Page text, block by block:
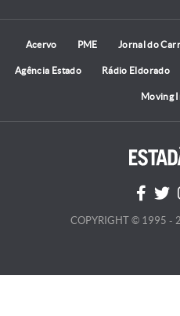
Acervo PME Jornal do
Agência Estado Rádio Eldorado
Moving
COPYRIGHT © 1995 -